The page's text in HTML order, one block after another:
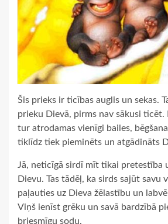
Šis prieks ir ticības auglis un sekas.
prieku Dievā, pirms nav sākusi ticēt.
tur atrodamas vienīgi bailes,
tiklīdz tiek pieminēts un atgādināts
Jā, neticīgā sirdī mīt tikai pretestība
Dievu. Tas tādēļ, ka sirds sajūt savu
paļauties uz Dieva žēlastību un
Viņš ienīst grēku un savā bardzībā
briesmīgu sodu.